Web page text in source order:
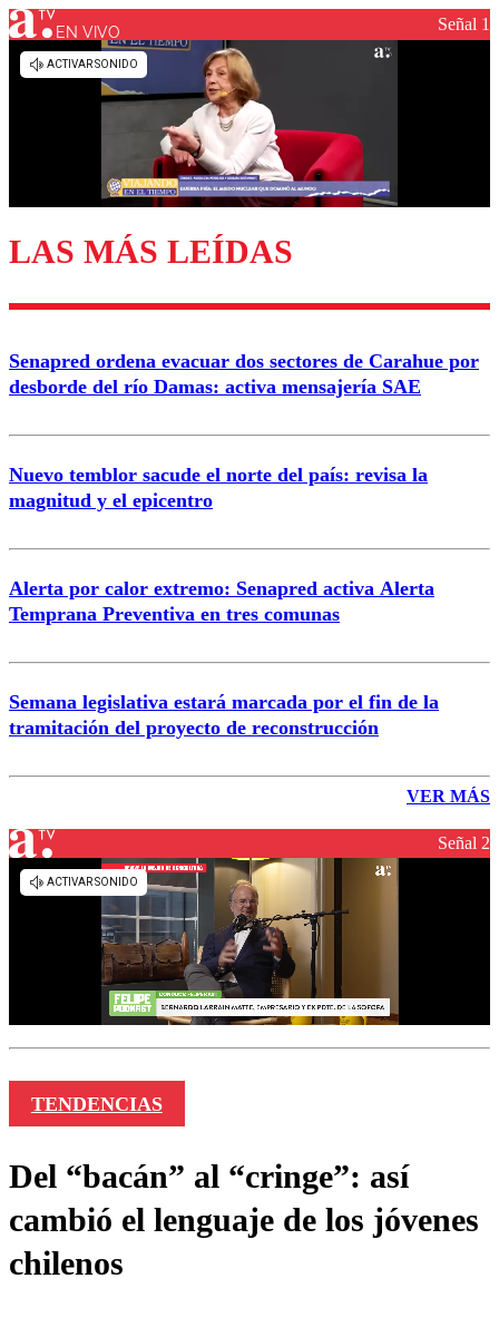
Los comentarios son moderados para garantizar un
diálogo respetuoso.
Enviar comentario
EN VIVO Señal 1
LAS MÁS LEÍDAS
Senapred ordena evacuar dos sectores de Carahue por
desborde del río Damas: activa mensajería SAE
Nuevo temblor sacude el norte del país: revisa la
magnitud y el epicentro
Alerta por calor extremo: Senapred activa Alerta
Temprana Preventiva en tres comunas
Semana legislativa estará marcada por el fin de la
tramitación del proyecto de reconstrucción
VER MÁS
Señal 2
TENDENCIAS
Del “bacán” al “cringe”: así
cambió el lenguaje de los jóvenes
chilenos